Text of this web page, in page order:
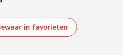
in favorieten